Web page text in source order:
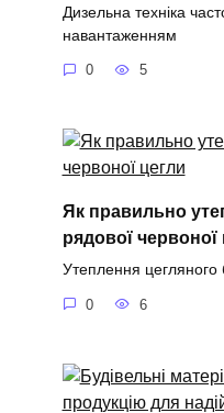
Дизельна техніка
навантаженням
0 5
Як правильно
рядової червоної
Утеплення цегляного
0 6